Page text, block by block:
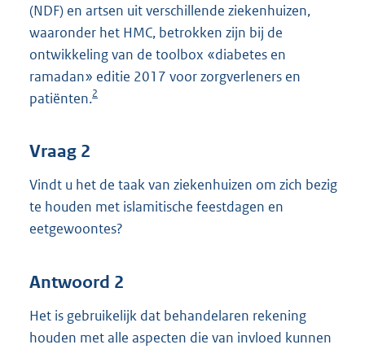
(NDF) en artsen uit verschillende ziekenhuizen,
waaronder het HMC, betrokken zijn bij de
ontwikkeling van de toolbox «diabetes en
ramadan» editie 2017 voor zorgverleners en
patiënten.2
Vraag 2
Vindt u het de taak van ziekenhuizen om zich bezig
te houden met islamitische feestdagen en
eetgewoontes?
Antwoord 2
Het is gebruikelijk dat behandelaren rekening
houden met alle aspecten die van invloed kunnen